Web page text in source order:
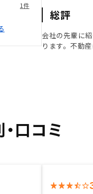
1件
総評
会社の先輩に
ります。不動
口コミ